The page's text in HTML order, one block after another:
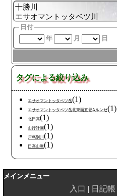
日付
年
月 日
タグによる絞り込み
エサオマントッタベツ岳(1)
エサオマントッタベツ岳北東面直登Aルンゼ(1)
北日高(1)
山行計画(1)
戸蔦別川 (1)
日高山脈(1)
メインメニュー
入口 日記帳